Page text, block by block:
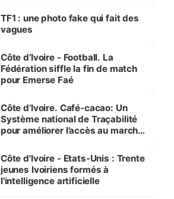
sur la scène internationale »
TF1 : une photo fake qui fait des
vagues
Côte d’Ivoire - Football. La
Fédération siffle la fin de match
pour Emerse Faé
Côte d’Ivoire. Café-cacao: Un
Système national de Traçabilité
pour améliorer l’accès au marché
Côte d'Ivoire - Etats-Unis : Trente
jeunes Ivoiriens formés à
l'intelligence artificielle